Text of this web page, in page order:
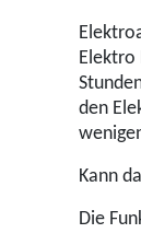
Elektro
den
Kann
Die